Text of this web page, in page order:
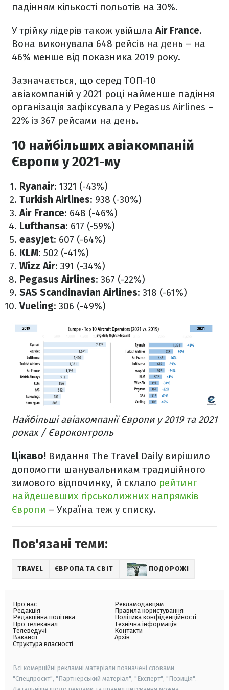
падінням кількості польотів на 30%.
У трійку лідерів також увійшла Air France.
Вона виконувала 648 рейсів на день – на
46% менше від показника 2019 року.
Зазначається, що серед ТОП-10
авіакомпаній у 2021 році найменше падіння
організація зафіксувала у Pegasus Airlines –
22% із 367 рейсами на день.
10 найбільших авіакомпаній
Європи у 2021-му
Ryanair: 1321 (-43%)
Turkish Airlines: 938 (-30%)
Air France: 648 (-46%)
Lufthansa: 617 (-59%)
easyJet: 607 (-64%)
KLM: 502 (-41%)
Wizz Air: 391 (-34%)
Pegasus Airlines: 367 (-22%)
SAS Scandinavian Airlines: 318 (-61%)
Vueling: 306 (-49%)
Найбільші авіакомпанії Європи у 2019 та 2021
роках / Євроконтроль
Цікаво! Видання The Travel Daily вирішило
допомогти шанувальникам традиційного
зимового відпочинку, й склало рейтинг
найдешевших гірськолижних напрямків
Європи – Україна теж у списку.
Пов'язані теми:
TRAVEL ЄВРОПА ТА СВІТ ПОДОРОЖІ
Про нас
Редакція
Редакційна політика
Про телеканал
Телеведучі
Вакансії
Структура власності
Рекламодавцям
Правила користування
Політика конфіденційності
Технічна інформація
Контакти
Архів
Всі комерційні рекламні матеріали позначені словами
"Спецпроєкт", "Партнерський матеріал", "Експерт", "Позиція".